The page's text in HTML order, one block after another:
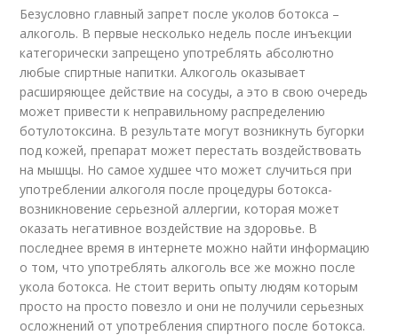
Безусловно главный запрет после уколов ботокса –
алкоголь. В первые несколько недель после инъекции
категорически запрещено употреблять абсолютно
любые спиртные напитки. Алкоголь оказывает
расширяющее действие на сосуды, а это в свою очередь
может привести к неправильному распределению
ботулотоксина. В результате могут возникнуть бугорки
под кожей, препарат может перестать воздействовать
на мышцы. Но самое худшее что может случиться при
употреблении алкоголя после процедуры ботокса-
возникновение серьезной аллергии, которая может
оказать негативное воздействие на здоровье. В
последнее время в интернете можно найти информацию
о том, что употреблять алкоголь все же можно после
укола ботокса. Не стоит верить опыту людям которым
просто на просто повезло и они не получили серьезных
осложнений от употребления спиртного после ботокса.